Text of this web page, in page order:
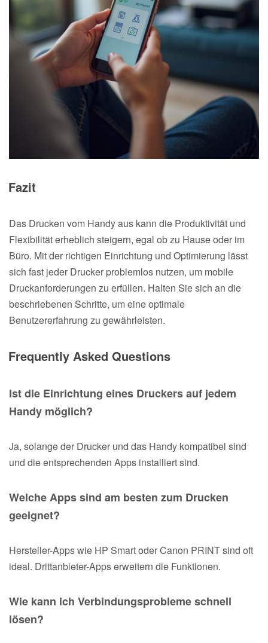
Fazit
Das Drucken vom Handy aus kann die Produktivität und
Flexibilität erheblich steigern, egal ob zu Hause oder im
Büro. Mit der richtigen Einrichtung und Optimierung lässt
sich fast jeder Drucker problemlos nutzen, um mobile
Druckanforderungen zu erfüllen. Halten Sie sich an die
beschriebenen Schritte, um eine optimale
Benutzererfahrung zu gewährleisten.
Frequently Asked Questions
Ist die Einrichtung eines Druckers auf jedem
Handy möglich?
Ja, solange der Drucker und das Handy kompatibel sind
und die entsprechenden Apps installiert sind.
Welche Apps sind am besten zum Drucken
geeignet?
Hersteller-Apps wie HP Smart oder Canon PRINT sind oft
ideal. Drittanbieter-Apps erweitern die Funktionen.
Wie kann ich Verbindungsprobleme schnell
lösen?